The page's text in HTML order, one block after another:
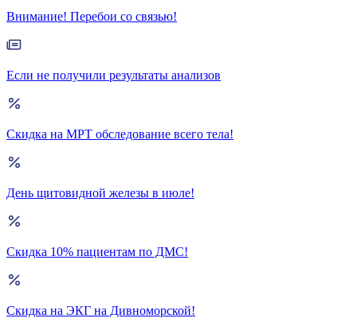
Внимание! Перебои со связью!
Если не получили результаты анализов
Скидка на МРТ обследование всего тела!
День щитовидной железы в июле!
Скидка 10% пациентам по ДМС!
Скидка на ЭКГ на Дивноморской!